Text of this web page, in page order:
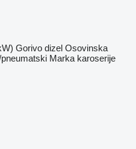
Gorivo dizel Osovinska
Marka karoserije